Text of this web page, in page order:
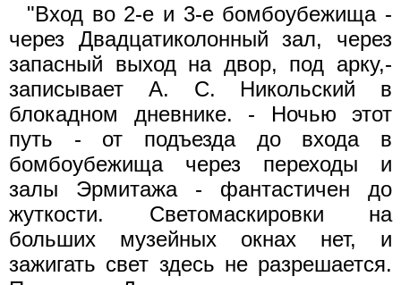
"Вход во 2-е и 3-е бомбоубежища -
через Двадцатиколонный зал, через
запасный выход на двор, под арку,-
записывает А. С. Никольский в
блокадном дневнике. - Ночью этот
путь - от подъезда до входа в
бомбоубежища через переходы и
залы Эрмитажа - фантастичен до
жуткости. Светомаскировки на
больших музейных окнах нет, и
зажигать свет здесь не разрешается.